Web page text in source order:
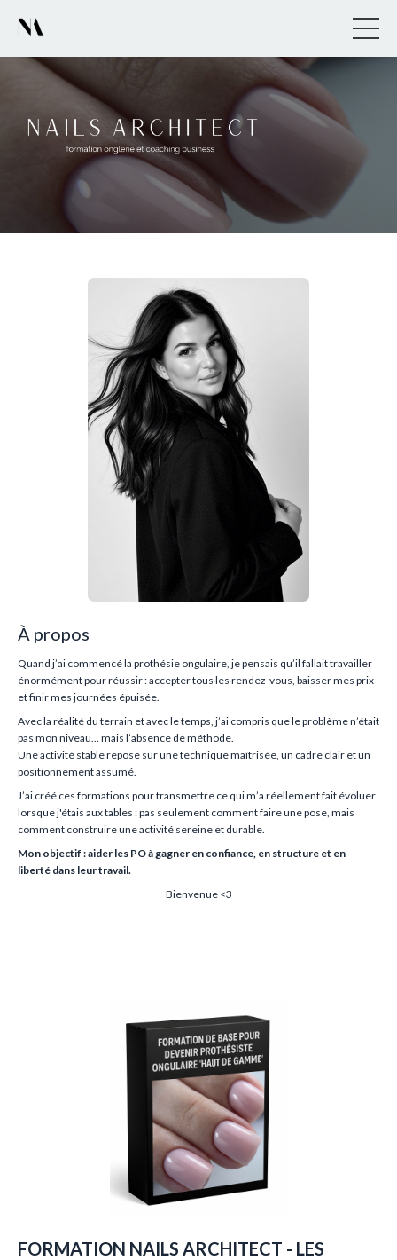
À propos
Quand j’ai commencé la prothésie ongulaire, je pensais qu’il fallait travailler
énormément pour réussir : accepter tous les rendez-vous, baisser mes prix
et finir mes journées épuisée.
Avec la réalité du terrain et avec le temps, j’ai compris que le problème n’était
pas mon niveau… mais l’absence de méthode.
Une activité stable repose sur une technique maîtrisée, un cadre clair et un
positionnement assumé.
J’ai créé ces formations pour transmettre ce qui m’a réellement fait évoluer
lorsque j'étais aux tables : pas seulement comment faire une pose, mais
comment construire une activité sereine et durable.
Mon objectif : aider les PO à gagner en confiance, en structure et en
liberté dans leur travail.
Bienvenue <3
FORMATION NAILS ARCHITECT - LES